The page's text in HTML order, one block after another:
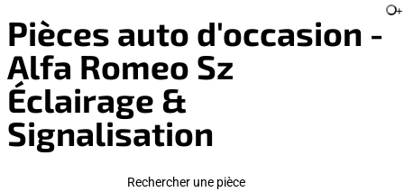
Pièces auto d'occasion -
Alfa Romeo Sz
Éclairage &
Signalisation
+
Rechercher une pièce